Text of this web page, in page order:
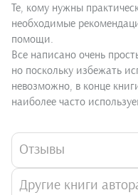
Те, кому нужны
необходимые
помощи.
Все написано очень
но поскольку избежать
невозможно, в конце
наиболее часто
Отзывы
Другие книги